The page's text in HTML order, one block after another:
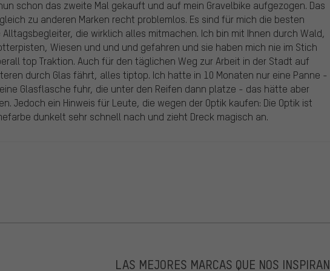
schon das zweite Mal gekauft und auf mein Gravelbike aufgezogen. Das
zu anderen Marken recht problemlos. Es sind für mich die besten
die wirklich alles mitmachen. Ich bin mit Ihnen durch Wald,
Wiesen und und und gefahren und sie haben mich nie im Stich
top Traktion. Auch für den täglichen Weg zur Arbeit in der Stadt auf
durch Glas fährt, alles tiptop. Ich hatte in 10 Monaten nur eine Panne -
Glasflasche fuhr, die unter den Reifen dann platze - das hätte aber
Jedoch ein Hinweis für Leute, die wegen der Optik kaufen: Die Optik ist
dunkelt sehr schnell nach und zieht Dreck magisch an.
LAS MEJORES MARCAS QUE NOS INSPIRAN